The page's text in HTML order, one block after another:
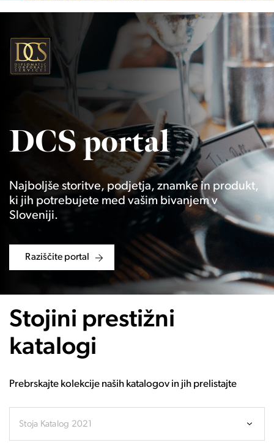
DCS portal
Najboljše storitve, podjetja, znamke in produkt,
ki jih potrebujete med vašim bivanjem v
Sloveniji.
Raziščite portal
Stojini prestižni
katalogi
Prebrskajte kolekcije naših katalogov in jih prelistajte
Stoja Katalog 2021